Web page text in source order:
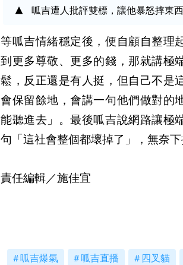
呱吉遭人批評雙標，讓他暴怒摔東
等呱吉情緒穩定後，便自顧自整理
到更多尊敬、更多的錢，那就講極
鬆，反正還是有人挺，但自己不是
會保留餘地，會講一句他們做對的
能聽進去」。最後呱吉說網路讓極
句「這社會整個都壞掉了」，無奈下
責任編輯／施佳宜
呱吉爆氣 呱吉直播 四叉貓